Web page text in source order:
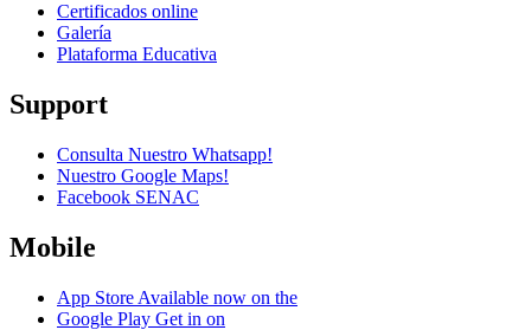
Certificados online
Galería
Plataforma Educativa
Support
Consulta Nuestro Whatsapp!
Nuestro Google Maps!
Facebook SENAC
Mobile
App Store Available now on the
Google Play Get in on